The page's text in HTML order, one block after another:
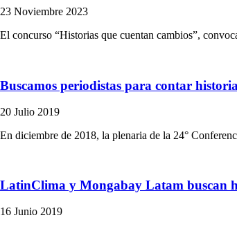
23 Noviembre 2023
El concurso “Historias que cuentan cambios”,
Buscamos periodistas para contar
20 Julio 2019
En diciembre de 2018, la plenaria de la 24°
LatinClima y Mongabay Latam buscan
16 Junio 2019